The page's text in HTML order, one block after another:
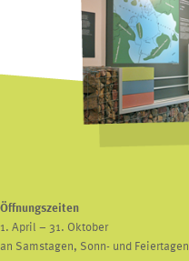
Öffnungszeiten
1. April – 31. Oktober
an Samstagen, Sonn- und Feiertagen